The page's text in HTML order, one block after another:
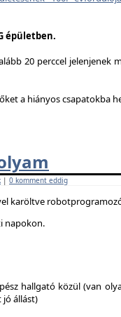
épületben.
20 perccel jelenjenek
a hiányos csapatokba
| 0 komment eddig
karöltve
napokon.
hallgató közül (van
állást)